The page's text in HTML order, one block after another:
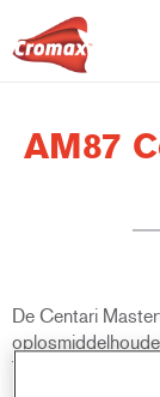
AM87
De Centari
Topcoat en